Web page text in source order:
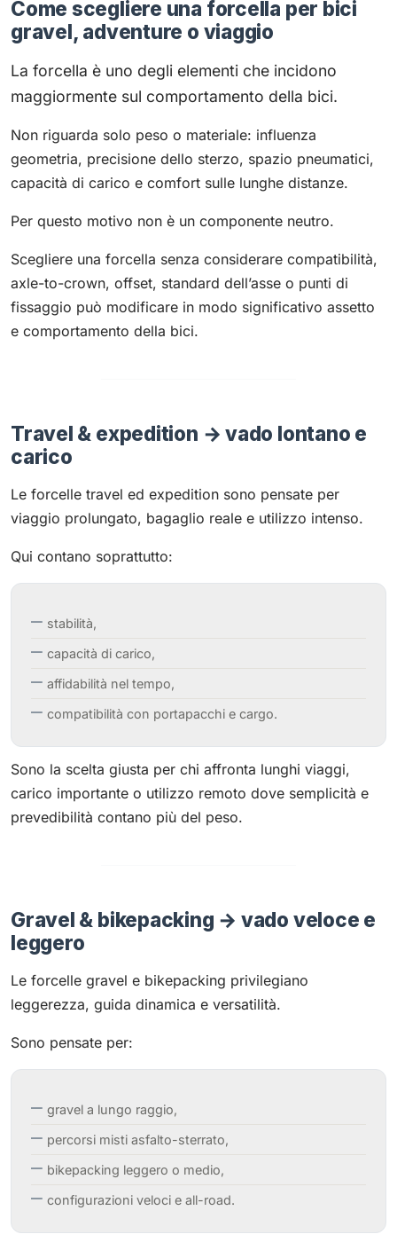
Come scegliere una forcella per bici
gravel, adventure o viaggio
La forcella è uno degli elementi che incidono
maggiormente sul comportamento della bici.
Non riguarda solo peso o materiale: influenza
geometria, precisione dello sterzo, spazio pneumatici,
capacità di carico e comfort sulle lunghe distanze.
Per questo motivo non è un componente neutro.
Scegliere una forcella senza considerare compatibilità,
axle-to-crown, offset, standard dell’asse o punti di
fissaggio può modificare in modo significativo assetto
e comportamento della bici.
Travel & expedition → vado lontano e
carico
Le forcelle travel ed expedition sono pensate per
viaggio prolungato, bagaglio reale e utilizzo intenso.
Qui contano soprattutto:
stabilità,
capacità di carico,
affidabilità nel tempo,
compatibilità con portapacchi e cargo.
Sono la scelta giusta per chi affronta lunghi viaggi,
carico importante o utilizzo remoto dove semplicità e
prevedibilità contano più del peso.
Gravel & bikepacking → vado veloce e
leggero
Le forcelle gravel e bikepacking privilegiano
leggerezza, guida dinamica e versatilità.
Sono pensate per:
gravel a lungo raggio,
percorsi misti asfalto-sterrato,
bikepacking leggero o medio,
configurazioni veloci e all-road.